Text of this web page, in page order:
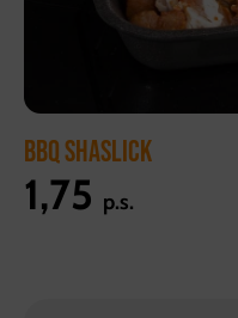
BBQ SHASLICK
1,75 p.s.